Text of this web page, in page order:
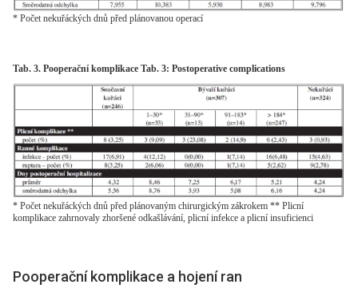
* Počet nekuřáckých dnů před plánovanou operací
Tab. 3. Pooperační komplikace Tab. 3: Postoperative complications
* Počet nekuřáckých dnů před plánovaným chirurgickým zákrokem ** Plicní
komplikace zahrnovaly zhoršené odkašlávání, plicní infekce a plicní insuficienci
Pooperační komplikace a hojení ran